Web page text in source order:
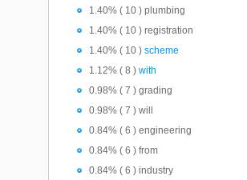
1.40% ( 10 ) plumbing
1.40% ( 10 ) registration
1.40% ( 10 ) scheme
1.12% ( 8 ) with
0.98% ( 7 ) grading
0.98% ( 7 ) will
0.84% ( 6 ) engineering
0.84% ( 6 ) from
0.84% ( 6 ) industry